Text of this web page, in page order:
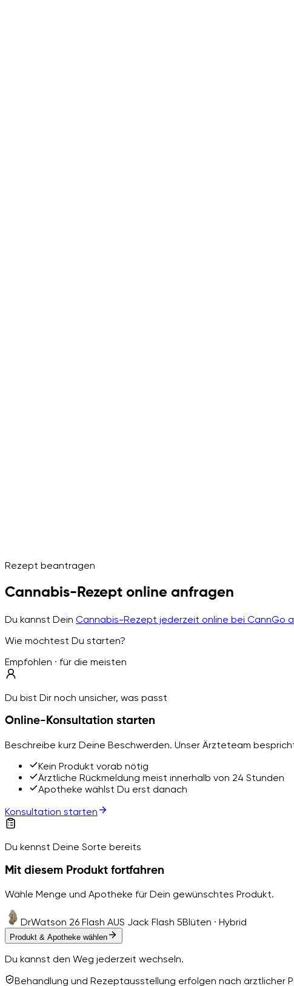
Rezept beantragen
Cannabis-Rezept online anfragen
Du kannst Dein Cannabis-Rezept jederzeit online bei CannGo
Wie möchtest Du starten?
Empfohlen · für die meisten
Du bist Dir noch unsicher, was passt
Online-Konsultation starten
Beschreibe kurz Deine Beschwerden. Unser Ärzteteam
Kein Produkt vorab nötig
Ärztliche Rückmeldung meist innerhalb von 24 Stunden
Apotheke wählst Du erst danach
Konsultation starten
Du kennst Deine Sorte bereits
Mit diesem Produkt fortfahren
Wähle Menge und Apotheke für Dein gewünschtes Produkt.
DrWatson 26 Flash AUS Jack Flash 5Blüten · Hybrid
Produkt & Apotheke wählen
Du kannst den Weg jederzeit wechseln.
Behandlung und Rezeptausstellung erfolgen nach ärztlicher